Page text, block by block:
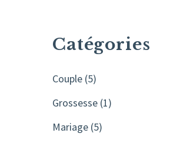
Catégories
Couple (5)
Grossesse (1)
Mariage (5)